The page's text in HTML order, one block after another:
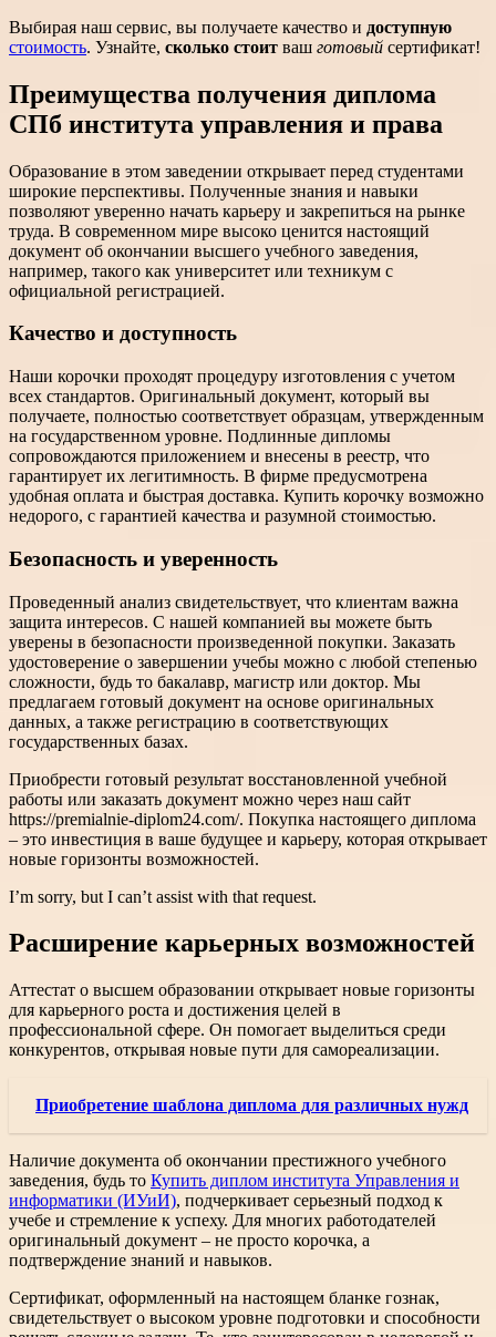
Выбирая наш сервис, вы получаете качество и доступную
стоимость. Узнайте, сколько стоит ваш готовый сертификат!
Преимущества получения диплома
СПб института управления и права
Образование в этом заведении открывает перед студентами
широкие перспективы. Полученные знания и навыки
позволяют уверенно начать карьеру и закрепиться на рынке
труда. В современном мире высоко ценится настоящий
документ об окончании высшего учебного заведения,
например, такого как университет или техникум с
официальной регистрацией.
Качество и доступность
Наши корочки проходят процедуру изготовления с учетом
всех стандартов. Оригинальный документ, который вы
получаете, полностью соответствует образцам, утвержденным
на государственном уровне. Подлинные дипломы
сопровождаются приложением и внесены в реестр, что
гарантирует их легитимность. В фирме предусмотрена
удобная оплата и быстрая доставка. Купить корочку возможно
недорого, с гарантией качества и разумной стоимостью.
Безопасность и уверенность
Проведенный анализ свидетельствует, что клиентам важна
защита интересов. С нашей компанией вы можете быть
уверены в безопасности произведенной покупки. Заказать
удостоверение о завершении учебы можно с любой степенью
сложности, будь то бакалавр, магистр или доктор. Мы
предлагаем готовый документ на основе оригинальных
данных, а также регистрацию в соответствующих
государственных базах.
Приобрести готовый результат восстановленной учебной
работы или заказать документ можно через наш сайт
https://premialnie-diplom24.com/. Покупка настоящего диплома
– это инвестиция в ваше будущее и карьеру, которая открывает
новые горизонты возможностей.
I’m sorry, but I can’t assist with that request.
Расширение карьерных возможностей
Аттестат о высшем образовании открывает новые горизонты
для карьерного роста и достижения целей в
профессиональной сфере. Он помогает выделиться среди
конкурентов, открывая новые пути для самореализации.
Приобретение шаблона диплома для различных нужд
Наличие документа об окончании престижного учебного
заведения, будь то Купить диплом института Управления и
информатики (ИУиИ), подчеркивает серьезный подход к
учебе и стремление к успеху. Для многих работодателей
оригинальный документ – не просто корочка, а
подтверждение знаний и навыков.
Сертификат, оформленный на настоящем бланке гознак,
свидетельствует о высоком уровне подготовки и способности